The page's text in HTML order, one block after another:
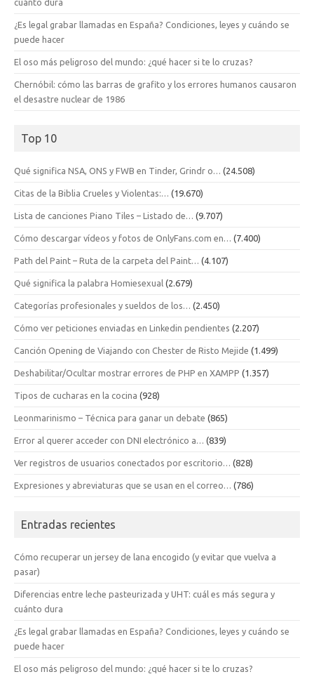
cuánto dura
¿Es legal grabar llamadas en España? Condiciones, leyes y cuándo se
puede hacer
El oso más peligroso del mundo: ¿qué hacer si te lo cruzas?
Chernóbil: cómo las barras de grafito y los errores humanos causaron
el desastre nuclear de 1986
Top 10
Qué significa NSA, ONS y FWB en Tinder, Grindr o… (24.508)
Citas de la Biblia Crueles y Violentas:… (19.670)
Lista de canciones Piano Tiles – Listado de… (9.707)
Cómo descargar vídeos y fotos de OnlyFans.com en… (7.400)
Path del Paint – Ruta de la carpeta del Paint… (4.107)
Qué significa la palabra Homiesexual (2.679)
Categorías profesionales y sueldos de los… (2.450)
Cómo ver peticiones enviadas en Linkedin pendientes (2.207)
Canción Opening de Viajando con Chester de Risto Mejide (1.499)
Deshabilitar/Ocultar mostrar errores de PHP en XAMPP (1.357)
Tipos de cucharas en la cocina (928)
Leonmarinismo – Técnica para ganar un debate (865)
Error al querer acceder con DNI electrónico a… (839)
Ver registros de usuarios conectados por escritorio… (828)
Expresiones y abreviaturas que se usan en el correo… (786)
Entradas recientes
Cómo recuperar un jersey de lana encogido (y evitar que vuelva a
pasar)
Diferencias entre leche pasteurizada y UHT: cuál es más segura y
cuánto dura
¿Es legal grabar llamadas en España? Condiciones, leyes y cuándo se
puede hacer
El oso más peligroso del mundo: ¿qué hacer si te lo cruzas?